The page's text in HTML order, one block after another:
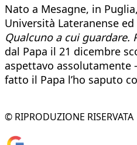
Nato a Mesagne, in
Università Lateranense
Qualcuno a cui guardare.
dal Papa il 21 dicembre
aspettavo assolutamente
fatto il Papa l’ho saputo
© RIPRODUZIONE RISERVATA